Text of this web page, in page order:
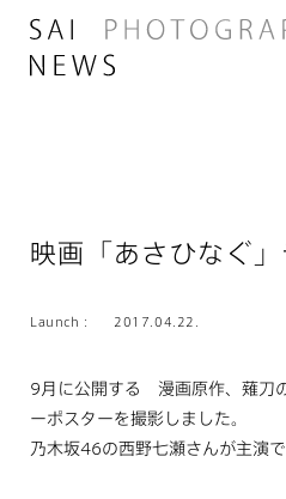
映画「あさひなぐ
Launch : 2017.04.22.
9月に公開する 漫画原作、薙刀
ーポスターを撮影しました。
乃木坂46の西野七瀬さんが主演で